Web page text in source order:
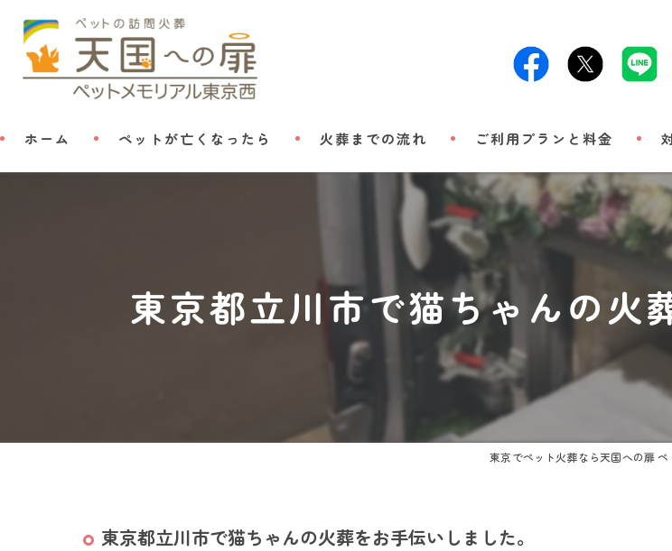
ホーム ペットが亡くなったら 火葬までの流れ ご利用プランと料金
東京都立川市で猫ちゃんの火
東京でペット火葬なら天国への扉
東京都立川市で猫ちゃんの火葬をお手伝いしました。